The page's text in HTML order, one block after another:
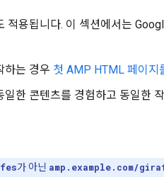
적용됩니다. 이 섹션에서는
하는 경우 첫 AMP HTML 페이지
한 콘텐츠를 경험하고 동일한
가 아닌 amp.example.com/